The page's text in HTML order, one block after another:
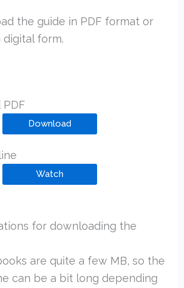
the guide in PDF format or
form.
Download
Watch
for downloading the
are quite a few MB, so the
can be a bit long depending